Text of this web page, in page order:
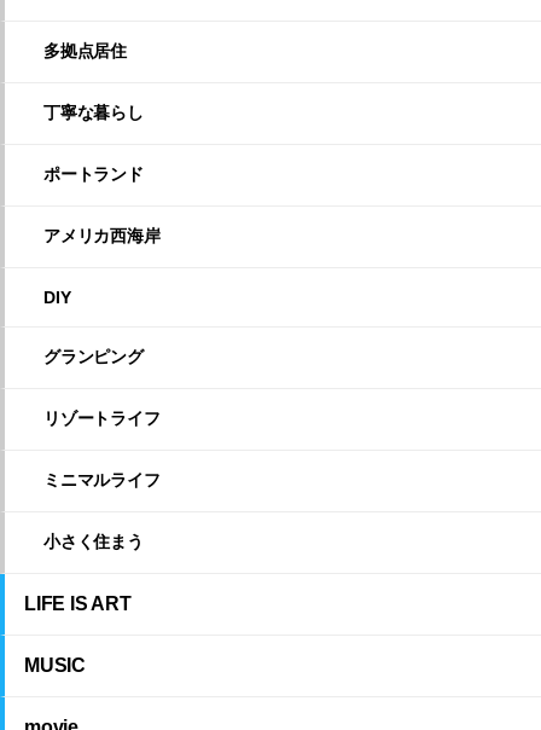
多拠点居住
丁寧な暮らし
ポートランド
アメリカ西海岸
DIY
グランピング
リゾートライフ
ミニマルライフ
小さく住まう
LIFE IS ART
MUSIC